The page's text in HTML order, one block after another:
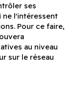
ses
ne l'intéressent
Pour ce faire,
au niveau
sur le réseau